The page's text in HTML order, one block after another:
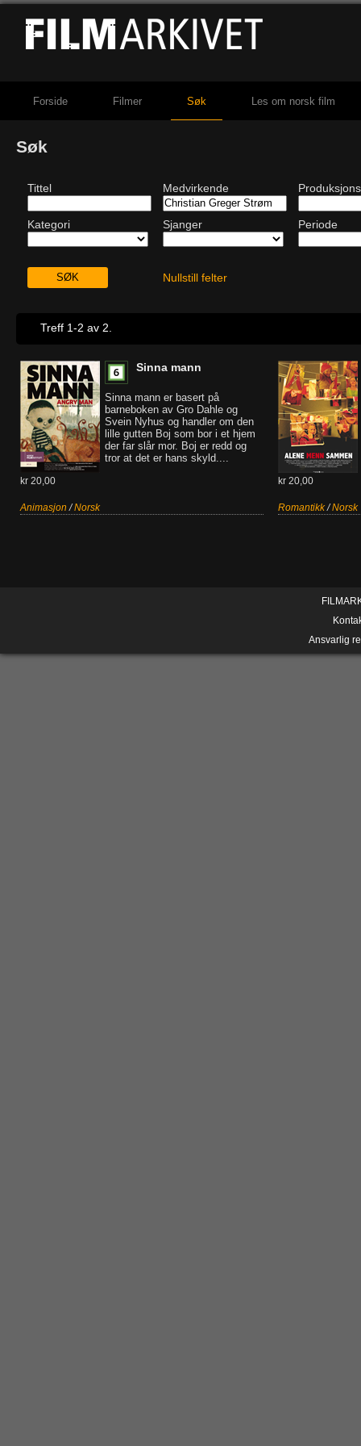
Forside Filmer Søk Les om norsk film
Søk
Tittel Medvirkende
Kategori Sjanger Periode
Nullstill felter
Treff 1-2 av 2.
Sinna mann
Sinna mann er basert på
barneboken av Gro Dahle og
Svein Nyhus og handler om den
lille gutten Boj som bor i et hjem
der far slår mor. Boj er redd og
tror at det er hans skyld....
kr 20,00
Animasjon /Norsk
kr 20,00
Romantikk/Norsk
Ansvarlig